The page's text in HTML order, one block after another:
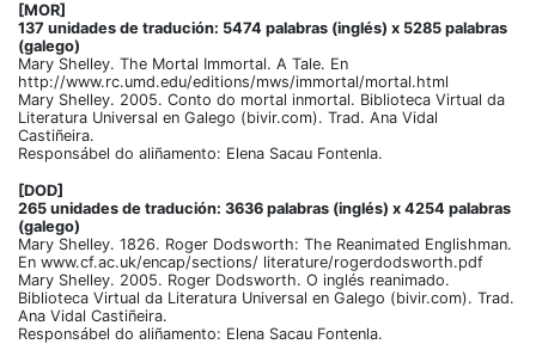
[MOR]
137 unidades de tradución: 5474 palabras (inglés) x 5285 palabras
(galego)
Mary Shelley. The Mortal Immortal. A Tale. En
http://www.rc.umd.edu/editions/mws/immortal/mortal.html
Mary Shelley. 2005. Conto do mortal inmortal. Biblioteca Virtual da
Literatura Universal en Galego (bivir.com). Trad. Ana Vidal
Castiñeira.
Responsábel do aliñamento: Elena Sacau Fontenla.
[DOD]
265 unidades de tradución: 3636 palabras (inglés) x 4254 palabras
(galego)
Mary Shelley. 1826. Roger Dodsworth: The Reanimated Englishman.
En www.cf.ac.uk/encap/sections/ literature/rogerdodsworth.pdf
Mary Shelley. 2005. Roger Dodsworth. O inglés reanimado.
Biblioteca Virtual da Literatura Universal en Galego (bivir.com). Trad.
Ana Vidal Castiñeira.
Responsábel do aliñamento: Elena Sacau Fontenla.